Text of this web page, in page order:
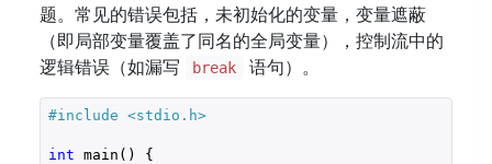
题。常见的错误包括，未初始化的变量，变量遮蔽
（即局部变量覆盖了同名的全局变量），控制流中的
逻辑错误（如漏写
break 语句）。
#include <stdio.h>
int main() {